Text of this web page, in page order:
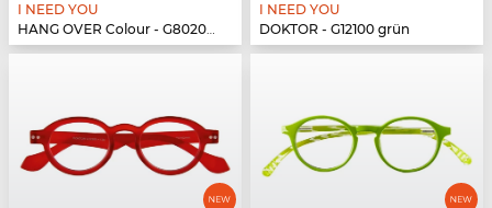
I NEED YOU
HANG OVER Colour - G80200 blau
I NEED YOU
DOKTOR - G12100 grün